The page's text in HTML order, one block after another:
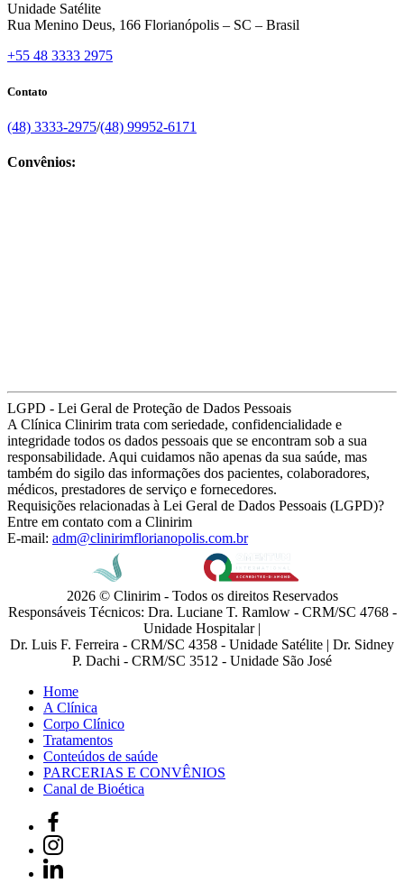
Unidade Satélite
Rua Menino Deus, 166 Florianópolis – SC – Brasil
+55 48 3333 2975
Contato
(48) 3333-2975/(48) 99952-6171
Convênios:
LGPD - Lei Geral de Proteção de Dados Pessoais
A Clínica Clinirim trata com seriedade, confidencialidade e
integridade todos os dados pessoais que se encontram sob a sua
responsabilidade. Aqui cuidamos não apenas da sua saúde, mas
também do sigilo das informações dos pacientes, colaboradores,
médicos, prestadores de serviço e fornecedores.
Requisições relacionadas à Lei Geral de Dados Pessoais (LGPD)?
Entre em contato com a Clinirim
E-mail: adm@clinirimflorianopolis.com.br
2026 © Clinirim - Todos os direitos Reservados
Responsáveis Técnicos: Dra. Luciane T. Ramlow - CRM/SC 4768 -
Unidade Hospitalar |
Dr. Luis F. Ferreira - CRM/SC 4358 - Unidade Satélite | Dr. Sidney
P. Dachi - CRM/SC 3512 - Unidade São José
Home
A Clínica
Corpo Clínico
Tratamentos
Conteúdos de saúde
PARCERIAS E CONVÊNIOS
Canal de Bioética